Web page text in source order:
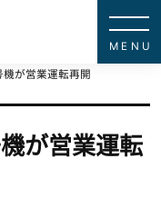
が営業運転再開
が営業運転